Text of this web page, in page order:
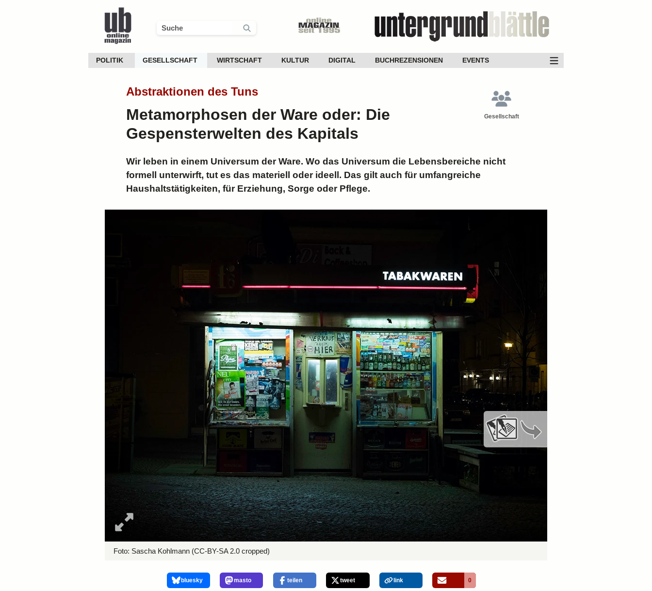
POLITIK GESELLSCHAFT WIRTSCHAFT KULTUR DIGITAL BUCHREZENSIONEN EVENTS
Abstraktionen des Tuns
Metamorphosen der Ware oder: Die
Gespensterwelten des Kapitals
Gesellschaft
Wir leben in einem Universum der Ware. Wo das Universum die Lebensbereiche nicht
formell unterwirft, tut es das materiell oder ideell. Das gilt auch für umfangreiche
Haushaltstätigkeiten, für Erziehung, Sorge oder Pflege.
Foto: Sascha Kohlmann (CC-BY-SA 2.0 cropped)
bluesky masto teilen tweet link 0